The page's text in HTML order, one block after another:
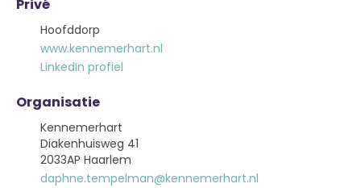
Privé
Hoofddorp
www.kennemerhart.nl
LinkedIn profiel
Organisatie
Kennemerhart
Diakenhuisweg 41
2033AP Haarlem
daphne.tempelman@kennemerhart.nl